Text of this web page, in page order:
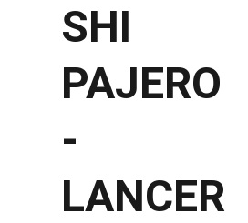
SHI
PAJERO
-
LANCER